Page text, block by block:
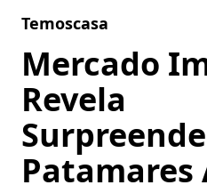
Temoscasa
Mercado
Revela
Patamares